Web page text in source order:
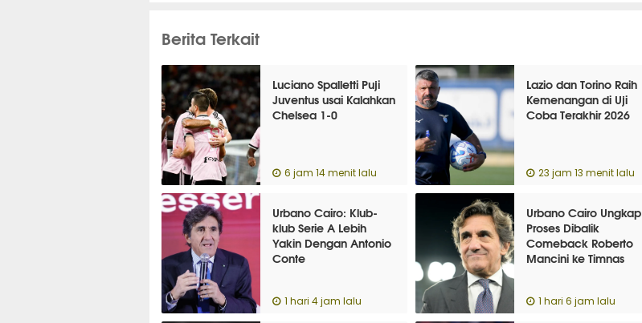
Berita Terkait
Luciano Spalletti Puji
Juventus usai Kalahkan
Chelsea 1-0
6 jam 14 menit lalu
Lazio dan Torino Raih
Kemenangan di Uji
Coba Terakhir 2026
23 jam 13 menit lalu
Urbano Cairo: Klub-
klub Serie A Lebih
Yakin Dengan Antonio
Conte
1 hari 4 jam lalu
Urbano Cairo Ungkap
Proses Dibalik
Comeback Roberto
Mancini ke Timnas
1 hari 6 jam lalu